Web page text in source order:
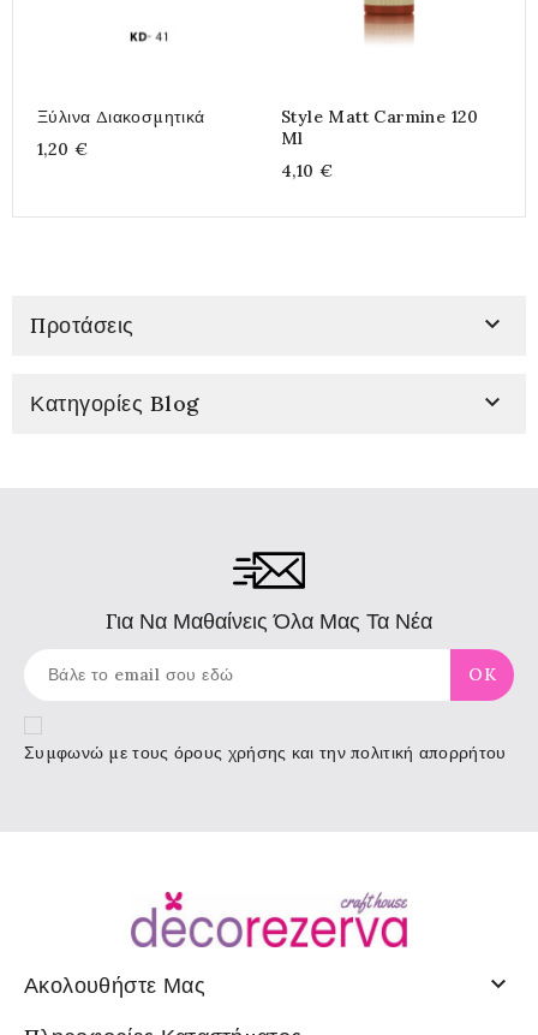
Ξύλινα Διακοσμητικά
1,20 €
Style Matt Carmine 120
Ml
4,10 €
Προτάσεις 
Κατηγορίες Blog 
Για Να Μαθαίνεις Όλα Μας Τα Νέα
Συμφωνώ με τους όρους χρήσης και την πολιτική απορρήτου
Ακολουθήστε Μας 